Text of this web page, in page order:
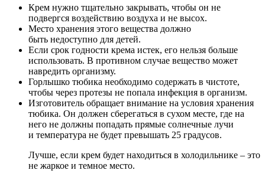
Крем нужно тщательно закрывать, чтобы он не
подвергся воздействию воздуха и не высох.
Место хранения этого вещества должно
быть недоступно для детей.
Если срок годности крема истек, его нельзя больше
использовать. В противном случае вещество может
навредить организму.
Горлышко тюбика необходимо содержать в чистоте,
чтобы через протезы не попала инфекция в организм.
Изготовитель обращает внимание на условия хранения
тюбика. Он должен сберегаться в сухом месте, где на
него не должны попадать прямые солнечные лучи
и температура не будет превышать 25 градусов.
Лучше, если крем будет находиться в холодильнике – это
не жаркое и темное место.